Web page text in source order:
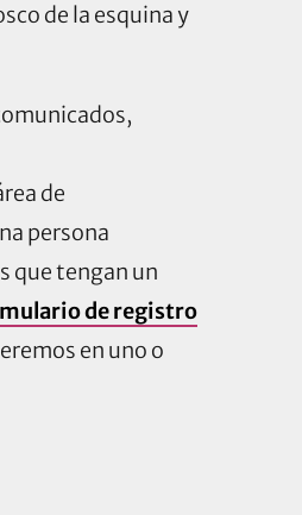
de la esquina y
de
persona
que tengan un
de registro
en uno o